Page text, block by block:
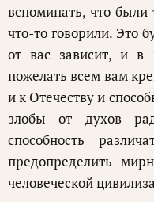
вспоминать, что были
что-то говорили. Это
от вас зависит, и в
пожелать всем вам
и к Отечеству и
злобы от духов
способность
предопределить
человеческой